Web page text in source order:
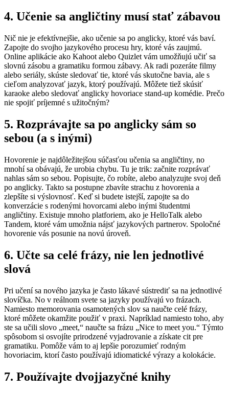
4. Učenie sa angličtiny musí stať zábavou
Nič nie je efektívnejšie, ako učenie sa po anglicky, ktoré vás baví.
Zapojte do svojho jazykového procesu hry, ktoré vás zaujmú.
Online aplikácie ako Kahoot alebo Quizlet vám umožňujú učiť sa
slovnú zásobu a gramatiku formou zábavy. Ak radi pozeráte filmy
alebo seriály, skúste sledovať tie, ktoré vás skutočne bavia, ale s
cieľom analyzovať jazyk, ktorý používajú. Môžete tiež skúsiť
karaoke alebo sledovať anglicky hovoriace stand-up komédie. Prečo
nie spojiť príjemné s užitočným?
5. Rozprávajte sa po anglicky sám so
sebou (a s inými)
Hovorenie je najdôležitejšou súčasťou učenia sa angličtiny, no
mnohí sa obávajú, že urobia chybu. Tu je trik: začnite rozprávať
nahlas sám so sebou. Popisujte, čo robíte, alebo analyzujte svoj deň
po anglicky. Takto sa postupne zbavíte strachu z hovorenia a
zlepšíte si výslovnosť. Keď si budete istejší, zapojte sa do
konverzácie s rodenými hovorcami alebo inými študentmi
angličtiny. Existuje mnoho platforiem, ako je HelloTalk alebo
Tandem, ktoré vám umožnia nájsť jazykových partnerov. Spoločné
hovorenie vás posunie na novú úroveň.
6. Učte sa celé frázy, nie len jednotlivé
slová
Pri učení sa nového jazyka je často lákavé sústrediť sa na jednotlivé
slovíčka. No v reálnom svete sa jazyky používajú vo frázach.
Namiesto memorovania osamotených slov sa naučte celé frázy,
ktoré môžete okamžite použiť v praxi. Napríklad namiesto toho, aby
ste sa učili slovo „meet,“ naučte sa frázu „Nice to meet you.“ Týmto
spôsobom si osvojíte prirodzené vyjadrovanie a získate cit pre
gramatiku. Pomôže vám to aj lepšie porozumieť rodným
hovoriacim, ktorí často používajú idiomatické výrazy a kolokácie.
7. Používajte dvojjazyčné knihy